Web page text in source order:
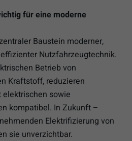
für eine moderne
Baustein moderner,
Nutzfahrzeugtechnik.
Betrieb von
Kraftstoff, reduzieren
sowie
kompatibel. In Zukunft –
Elektrifizierung von
sie unverzichtbar.